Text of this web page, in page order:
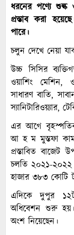
ধরনের পণ্যে
প্রস্তাব করা
পারে।
চলুন দেখে নেয়া
উচ্চ সিসির
ওয়াশিং মেশিন,
সাধারণ বাতি,
স্যানিটারিওয়্যার,
এর আগে
আ হ ম মুস্তফা
প্রস্তাবিত বাজেট
চলতি ২০২১-২০২২
হাজার ৩৮৩ কোটি
এদিকে দুপুর
অধিবেশন শুরু হয়।
অংশ নিয়েছেন।